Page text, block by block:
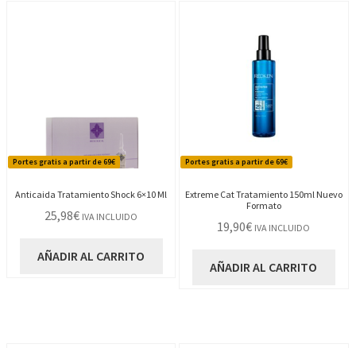
Portes gratis a partir de 69€
Anticaida Tratamiento Shock 6×10 Ml
25,98€ IVA INCLUIDO
AÑADIR AL CARRITO
Portes gratis a partir de 69€
Extreme Cat Tratamiento 150ml Nuevo
Formato
19,90€ IVA INCLUIDO
AÑADIR AL CARRITO